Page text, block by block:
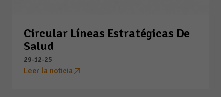
Circular Líneas Estratégicas De
Salud
29-12-25
Leer la noticia